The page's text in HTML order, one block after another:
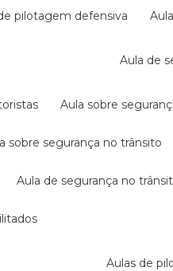
de pilotagem defensiva
aula de
aula sobre
sobre segurança no trânsito
aula de segurança no
aulas de